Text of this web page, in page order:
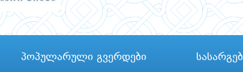
პოპულარული გვერდები